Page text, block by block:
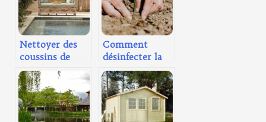
Nettoyer des
coussins de
salon de jardin :
comment s’y
prendre ?
Comment
désinfecter la
terre du jardin :
nos méthodes